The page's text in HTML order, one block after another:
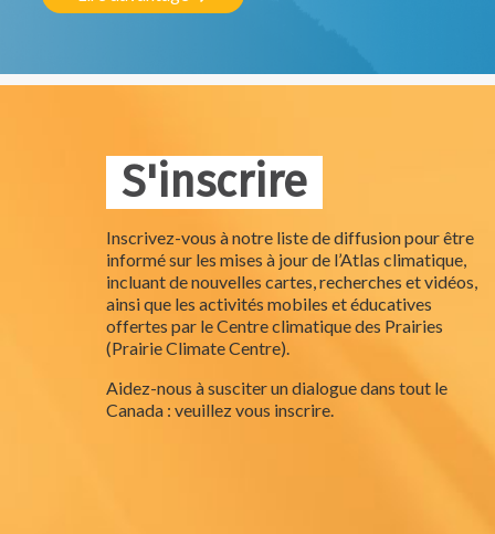
S'inscrire
Inscrivez-vous à notre liste de diffusion pour être
informé sur les mises à jour de l’Atlas climatique,
incluant de nouvelles cartes, recherches et vidéos,
ainsi que les activités mobiles et éducatives
offertes par le Centre climatique des Prairies
(Prairie Climate Centre).
Aidez-nous à susciter un dialogue dans tout le
Canada : veuillez vous inscrire.